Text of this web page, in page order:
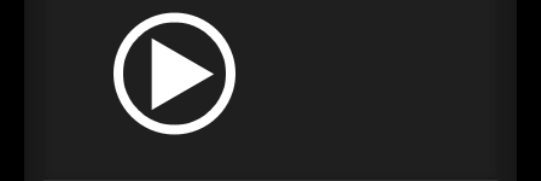
Untergehen
Oberer Totpunkt
► Geisterfahrt
Oberer Totpunkt
► Gevatter Tod